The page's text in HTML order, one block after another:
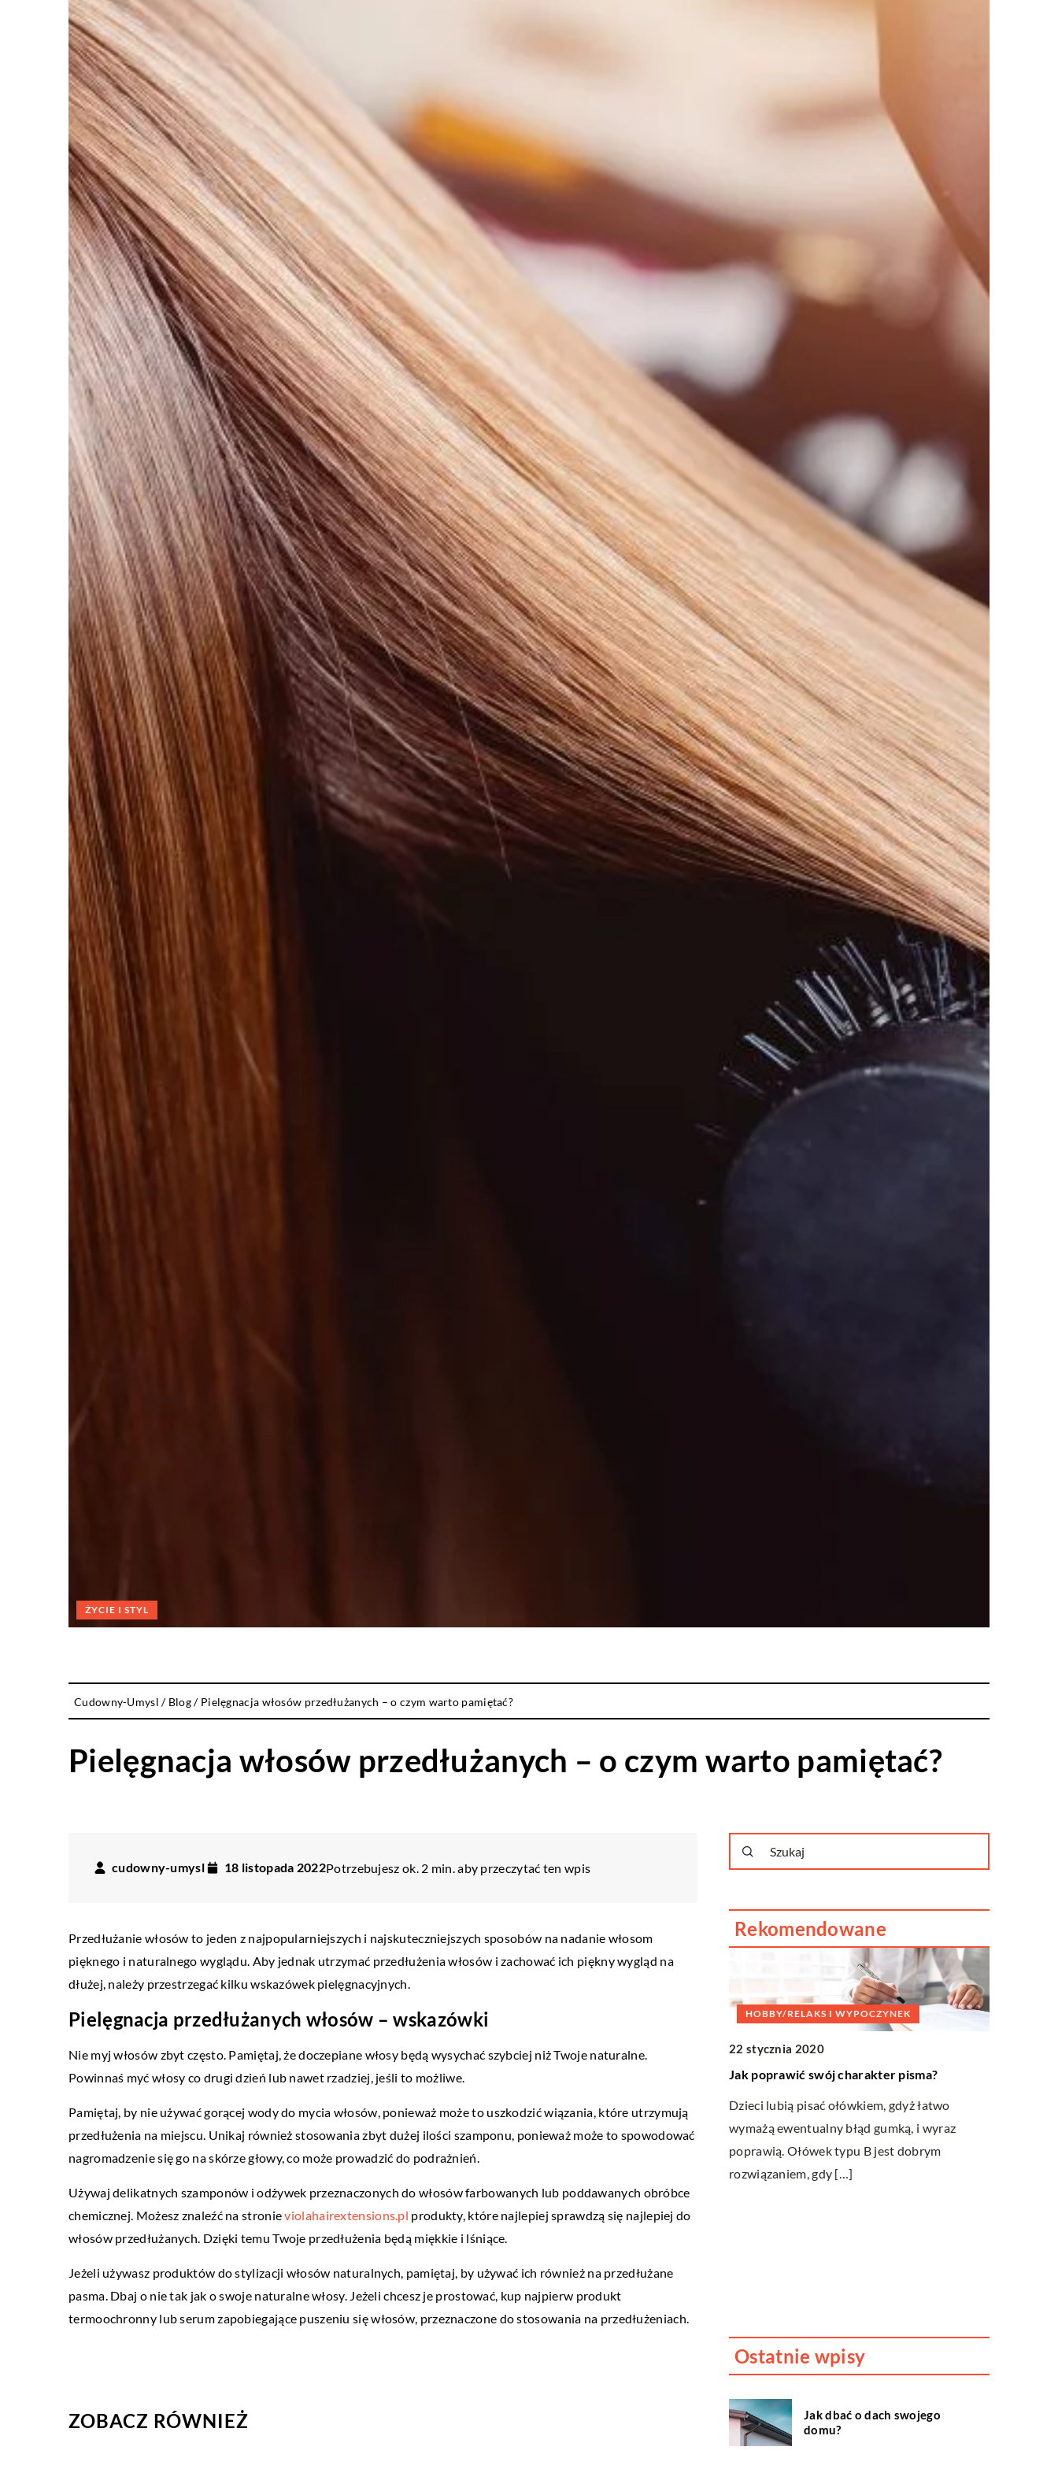
ŻYCIE I STYL
Cudowny-Umysl / Blog/ Pielęgnacja włosów przedłużanych – o czym warto pamiętać?
Pielęgnacja włosów przedłużanych – o czym warto pamiętać?
cudowny-umysl 18 listopada 2022Potrzebujesz ok. 2 min. aby przeczytać ten wpis
Przedłużanie włosów to jeden z najpopularniejszych i najskuteczniejszych sposobów na nadanie włosom
pięknego i naturalnego wyglądu. Aby jednak utrzymać przedłużenia włosów i zachować ich piękny wygląd na
dłużej, należy przestrzegać kilku wskazówek pielęgnacyjnych.
Pielęgnacja przedłużanych włosów – wskazówki
Nie myj włosów zbyt często. Pamiętaj, że doczepiane włosy będą wysychać szybciej niż Twoje naturalne.
Powinnaś myć włosy co drugi dzień lub nawet rzadziej, jeśli to możliwe.
Pamiętaj, by nie używać gorącej wody do mycia włosów, ponieważ może to uszkodzić wiązania, które utrzymują
przedłużenia na miejscu. Unikaj również stosowania zbyt dużej ilości szamponu, ponieważ może to spowodować
nagromadzenie się go na skórze głowy, co może prowadzić do podrażnień.
Używaj delikatnych szamponów i odżywek przeznaczonych do włosów farbowanych lub poddawanych obróbce
chemicznej. Możesz znaleźć na stronieviolahairextensions.pl produkty, które najlepiej sprawdzą się najlepiej do
włosów przedłużanych. Dzięki temu Twoje przedłużenia będą miękkie i lśniące.
Jeżeli używasz produktów do stylizacji włosów naturalnych, pamiętaj, by używać ich również na przedłużane
pasma. Dbaj o nie tak jak o swoje naturalne włosy. Jeżeli chcesz je prostować, kup najpierw produkt
termoochronny lub serum zapobiegające puszeniu się włosów, przeznaczone do stosowania na przedłużeniach.
ZOBACZ RÓWNIEŻ
Rekomendowane
28 września 2019
Psy jakich ras można strzyc?
Wizyta u psich fryzjerów stała się dzisiaj
bardzo powszechna. Właściciele
czworonogów zabiegają, by ich pupile
28 lutego 2021
Skuteczna reklama firmy – jak dotrzeć do
najszerszego grona osób?
Trendy w reklamie nieustannie się zmieniają.
Jeszcze jakiś czas temu większość firm
HOBBY/RELAKS I WYPOCZYNEK
22 stycznia 2020
Jak poprawić swój charakter pisma?
Dzieci lubią pisać ołówkiem, gdyż łatwo
wymażą ewentualny błąd gumką, i wyraz
poprawią. Ołówek typu B jest dobrym
rozwiązaniem, gdy […]
Ostatnie wpisy
Jak dbać o dach swojego
domu?